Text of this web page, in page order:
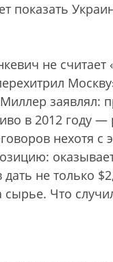
не считает
заявлял:
в 2012 году
нехотя с
не только
Что